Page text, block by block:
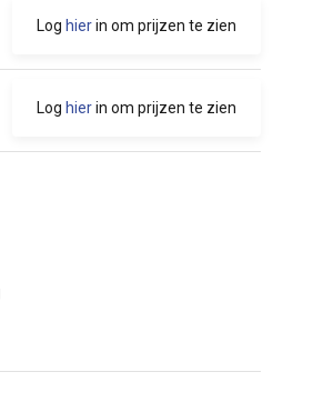
Log hierin om prijzen te zien
Log hierin om prijzen te zien